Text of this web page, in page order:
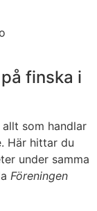
finska i
som handlar
Här hittar du
under samma
Föreningen